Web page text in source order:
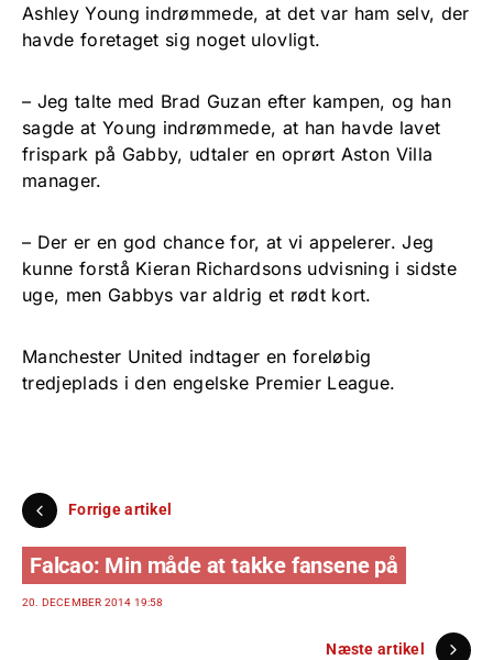
Ashley Young indrømmede, at det var ham selv, der
havde foretaget sig noget ulovligt.
– Jeg talte med Brad Guzan efter kampen, og han
sagde at Young indrømmede, at han havde lavet
frispark på Gabby, udtaler en oprørt Aston Villa
manager.
– Der er en god chance for, at vi appelerer. Jeg
kunne forstå Kieran Richardsons udvisning i sidste
uge, men Gabbys var aldrig et rødt kort.
Manchester United indtager en foreløbig
tredjeplads i den engelske Premier League.
Forrige artikel
Falcao: Min måde at takke fansene på
20. DECEMBER 2014 19:58
Næste artikel